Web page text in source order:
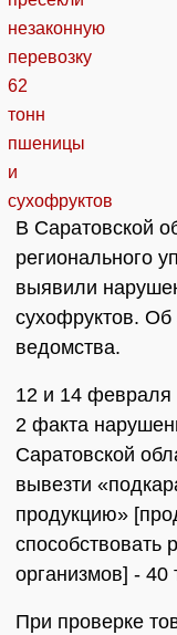
В Саратовской
регионального
выявили
сухофруктов.
ведомства.
12 и 14 февраля
2 факта
Саратовской
вывезти
продукцию»
способствовать
организмов] -
При проверке